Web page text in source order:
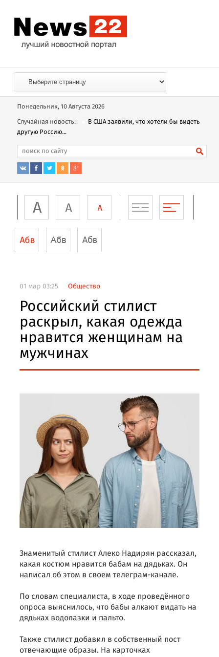
Понедельник, 10 Августа 2026
Случайная новость:
В США заявили, что хотели бы видеть
другую Россию...
01 мар 03:25 Общество
Российский стилист
раскрыл, какая одежда
нравится женщинам на
мужчинах
Знаменитый стилист Алеко Надирян рассказал,
какая костюм нравится бабам на дядьках. Он
написал об этом в своем телеграм-канале.
По словам специалиста, в ходе проведённого
опроса выяснилось, что бабы алкают видать на
дядьках водолазки и пальто.
Также стилист добавил в собственный пост
отвечающие образы. На карточках